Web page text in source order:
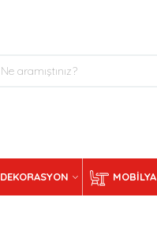
DEKORASYON MOBILYA